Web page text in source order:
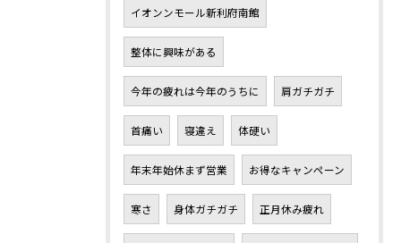
イオンンモール新利府南館
整体に興味がある
今年の疲れは今年のうちに 肩ガチガチ
首痛い 寝違え 体硬い
年末年始休まず営業 お得なキャンペーン
寒さ 身体ガチガチ 正月休み疲れ